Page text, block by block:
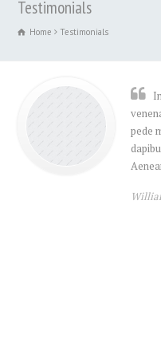
Testimonials
Home Testimonials
pede